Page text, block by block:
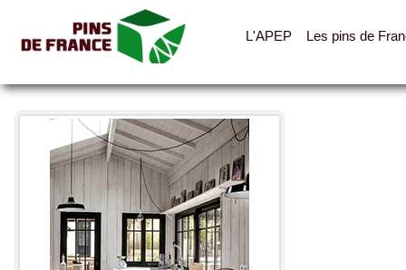
L'APEP Les pins de
Toutes les photos